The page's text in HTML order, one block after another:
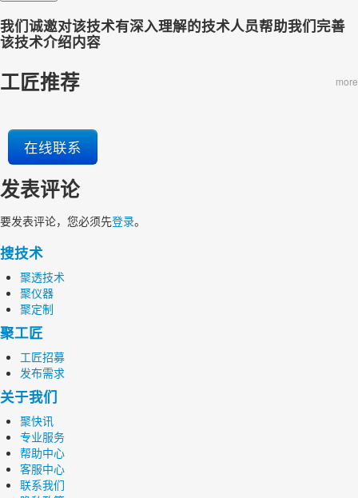
我们诚邀对该技术有深入理解的技术人员帮助我们完善
该技术介绍内容
工匠推荐 more
在线联系
发表评论
要发表评论，您必须先登录。
搜技术
聚透技术
聚仪器
聚定制
聚工匠
工匠招募
发布需求
关于我们
聚快讯
专业服务
帮助中心
客服中心
联系我们